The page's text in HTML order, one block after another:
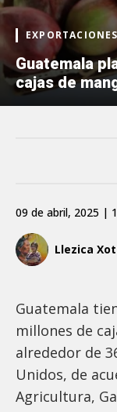
EXPORTACIONES
Guatemala
cajas de
Llezica Xot
09 de abril, 2025 |
Guatemala
millones de
alrededor de
Unidos, de
Agricultura,